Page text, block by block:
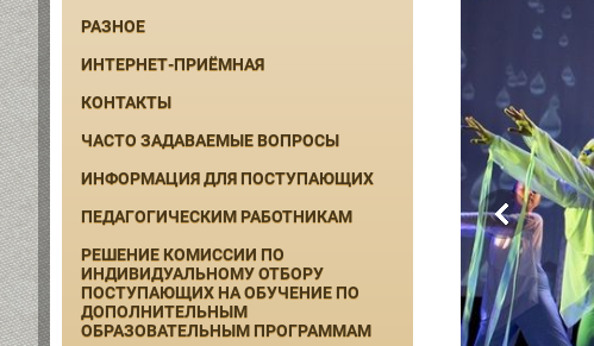
РАЗНОЕ
ИНТЕРНЕТ-ПРИЁМНАЯ
КОНТАКТЫ
ЧАСТО ЗАДАВАЕМЫЕ ВОПРОСЫ
ИНФОРМАЦИЯ ДЛЯ ПОСТУПАЮЩИХ
ПЕДАГОГИЧЕСКИМ РАБОТНИКАМ
РЕШЕНИЕ КОМИССИИ ПО
ИНДИВИДУАЛЬНОМУ ОТБОРУ
ПОСТУПАЮЩИХ НА ОБУЧЕНИЕ ПО
ДОПОЛНИТЕЛЬНЫМ
ОБРАЗОВАТЕЛЬНЫМ ПРОГРАММАМ